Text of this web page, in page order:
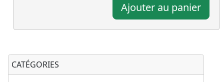
Ajouter au panier
CATÉGORIES